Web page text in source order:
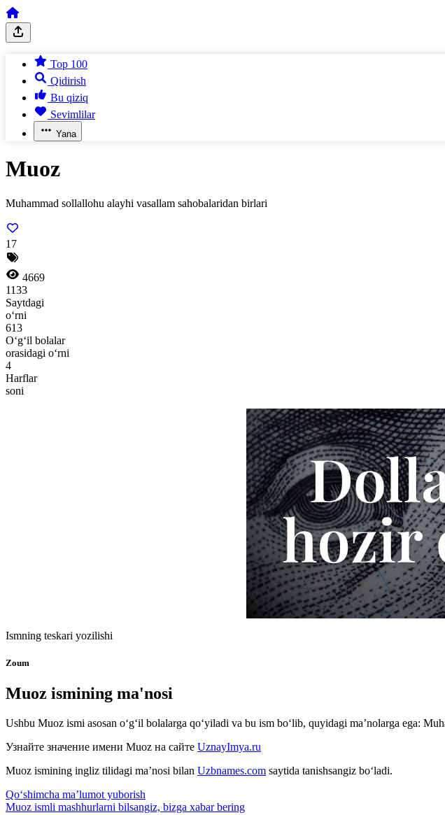
Top 100
Qidirish
Bu qiziq
Sevimlilar
Yana
Muoz
Muhammad sollallohu alayhi vasallam sahobalaridan birlari
17
4669
1133
Saytdagi
o‘rni
613
O‘g‘il bolalar
orasidagi o‘rni
4
Harflar
soni
Ismning teskari yozilishi
Zoum
Muoz ismining ma'nosi
Ushbu Muoz ismi asosan o‘g‘il bolalarga qo‘yiladi va bu ism bo‘lib, quyidagi ma’nolarga ega:
Узнайте значение имени Muoz на сайте UznayImya.ru
Muoz ismining ingliz tilidagi ma’nosi bilan Uzbnames.com saytida tanishsangiz bo‘ladi.
Qo‘shimcha ma’lumot yuborish
Muoz ismli mashhurlarni bilsangiz, bizga xabar bering